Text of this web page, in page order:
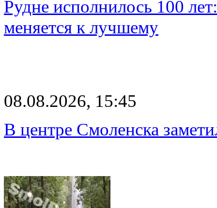
Рудне исполнилось 100
меняется к лучшему
08.08.2026, 15:45
В центре Смоленска